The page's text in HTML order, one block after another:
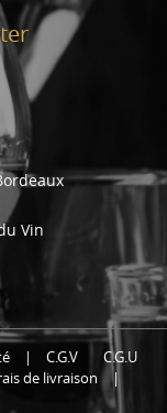
Vin
| C.G.V
C.G.U
de livraison
|